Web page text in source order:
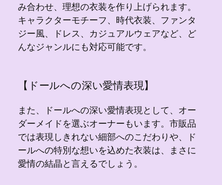
み合わせ、理想の衣装を作り上げられます。
キャラクターモチーフ、時代衣装、ファンタ
ジー風、ドレス、カジュアルウェアなど、ど
んなジャンルにも対応可能です。
【ドールへの深い愛情表現】
また、ドールへの深い愛情表現として、オー
ダーメイドを選ぶオーナーもいます。市販品
では表現しきれない細部へのこだわりや、ド
ールへの特別な想いを込めた衣装は、まさに
愛情の結晶と言えるでしょう。